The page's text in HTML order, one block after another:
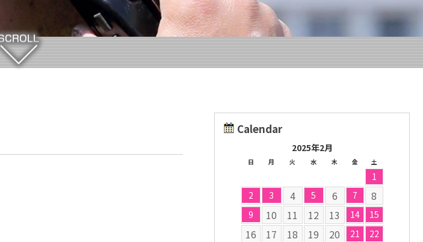
Calendar
2025年2月
日 月 火 水 木 金 土
1
2
3 4 5 6 7 8
9 10 11 12 13 14 15
16 17 18 19 20 21
22